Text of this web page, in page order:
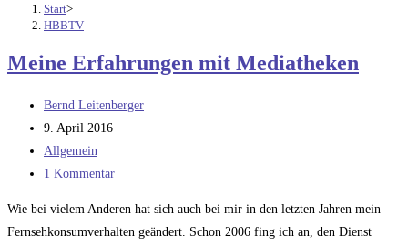
Start>
HBBTV
Meine Erfahrungen mit Mediatheken
Beitrags-
Autor:
Bernd Leitenberger
Beitrag
veröffentlicht:
9. April 2016
Beitrags-
Kategorie:
Allgemein
Beitrags-
1 Kommentar
Wie bei vielem Anderen hat sich auch bei mir in den letzten Jahren mein
Fernsehkonsumverhalten geändert. Schon 2006 fing ich an, den Dienst